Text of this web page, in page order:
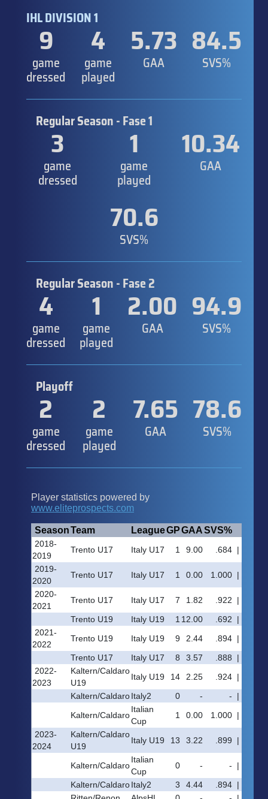
IHL DIVISION 1
9
game
dressed
4
game
played
5.73
GAA
84.5
SVS%
Regular Season - Fase 1
3
game
dressed
1
game
played
10.34
GAA
70.6
SVS%
Regular Season - Fase 2
4
game
dressed
1
game
played
2.00
GAA
94.9
SVS%
Playoff
2
game
dressed
2
game
played
7.65
GAA
78.6
SVS%